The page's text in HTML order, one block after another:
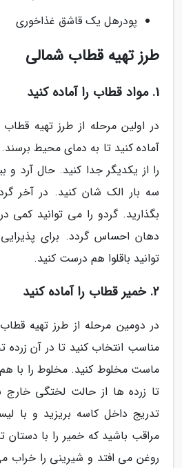
پودرهل یک قاشق غذاخوری
طرز تهیه قطاب شمالی
1. مواد قطاب را آماده کنید
در اولین مرحله از طرز تهیه
آماده کنید تا به دمای محیط
را از یکدیگر جدا کنید. حال آرد و
سه بار الک شان کنید. در آخر
بگذارید. گردو را می توانید کمی
دهان احساس گردد. برای
توانید باقلوا هم درست کنید.
2. خمیر قطاب را آماده کنید
در دومین مرحله از طرز تهیه
مناسب انتخاب کنید تا در آن زرده
ماست مخلوط کنید. مخلوط را با
تا زرده ها از حالت لختگی خارج
تدریج داخل کاسه بریزید و با
مراقب باشید که خمیر را با دستان
روغن می افتد و شیرینی را خراب